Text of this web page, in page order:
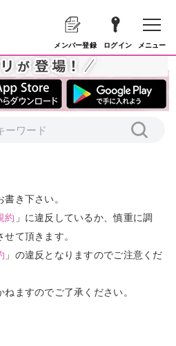
メンバー登録 ログイン メニュー
き下さい。
約 」に違反しているか、慎重に調
て頂きます。
」の違反となりますのでご注意くだ
ますのでご了承ください。